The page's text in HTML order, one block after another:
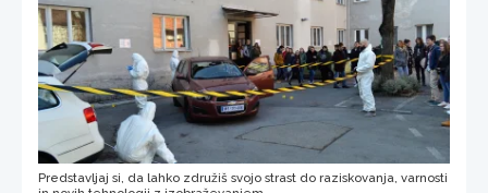
Predstavljaj si, da lahko združiš svojo strast do raziskovanja, varnosti